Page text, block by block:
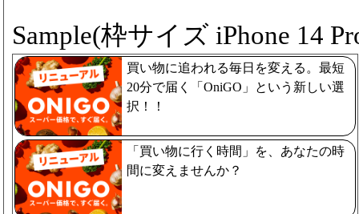
Sample(枠サイズ iPhone 14
買い物に追われる毎日を変える。最短
20分で届く「OniGO」という新しい選
択！！
「買い物に行く時間」を、あなたの時
間に変えませんか？